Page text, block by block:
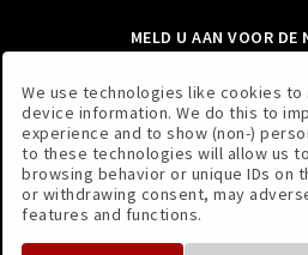
MELD U AAN VOOR DE
VOLG ONS
We use technologies like cookies
device information. We do this to
experience and to show (non-)
to these technologies will allow us
browsing behavior or unique IDs on
or withdrawing consent, may
features and functions.